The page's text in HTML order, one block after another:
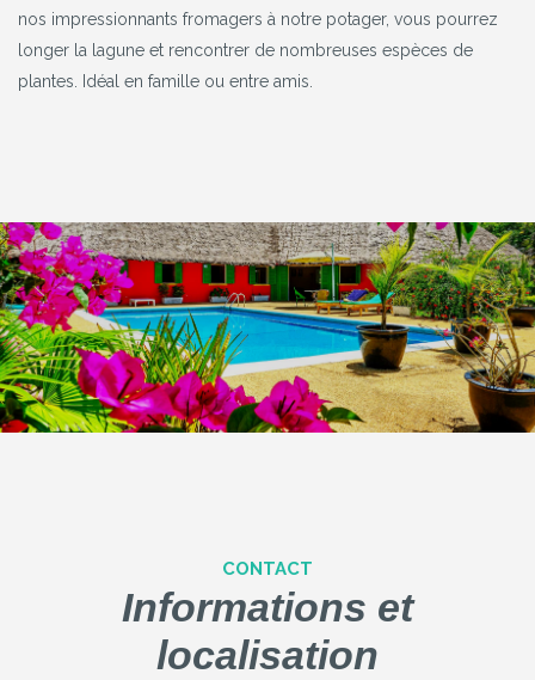
nos impressionnants fromagers à notre potager, vous pourrez
longer la lagune et rencontrer de nombreuses espèces de
plantes. Idéal en famille ou entre amis.
CONTACT
Informations et
localisation